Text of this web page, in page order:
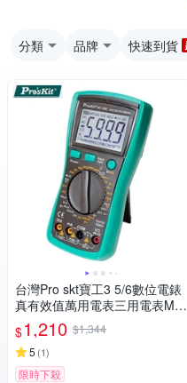
分類 品牌 快速到貨
台灣Pro skt寶工3 5/6數位電錶
真有效值萬用電表三用電表MT-
1280附探針(具線晶體測試,量
測交流電壓電容電阻溫度)公司
貨,享一年保固
$1,210 $1,344
5 (1)
限時下殺